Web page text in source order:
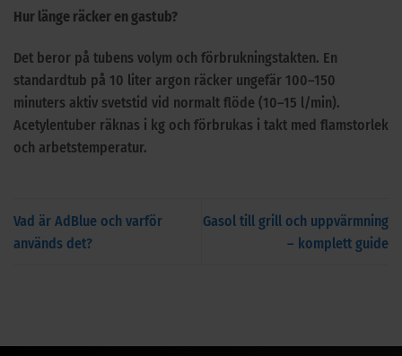
Hur länge räcker en gastub?
Det beror på tubens volym och förbrukningstakten. En
standardtub på 10 liter argon räcker ungefär 100–150
minuters aktiv svetstid vid normalt flöde (10–15 l/min).
Acetylentuber räknas i kg och förbrukas i takt med flamstorlek
och arbetstemperatur.
Vad är AdBlue och varför
används det?
Gasol till grill och uppvärmning
– komplett guide